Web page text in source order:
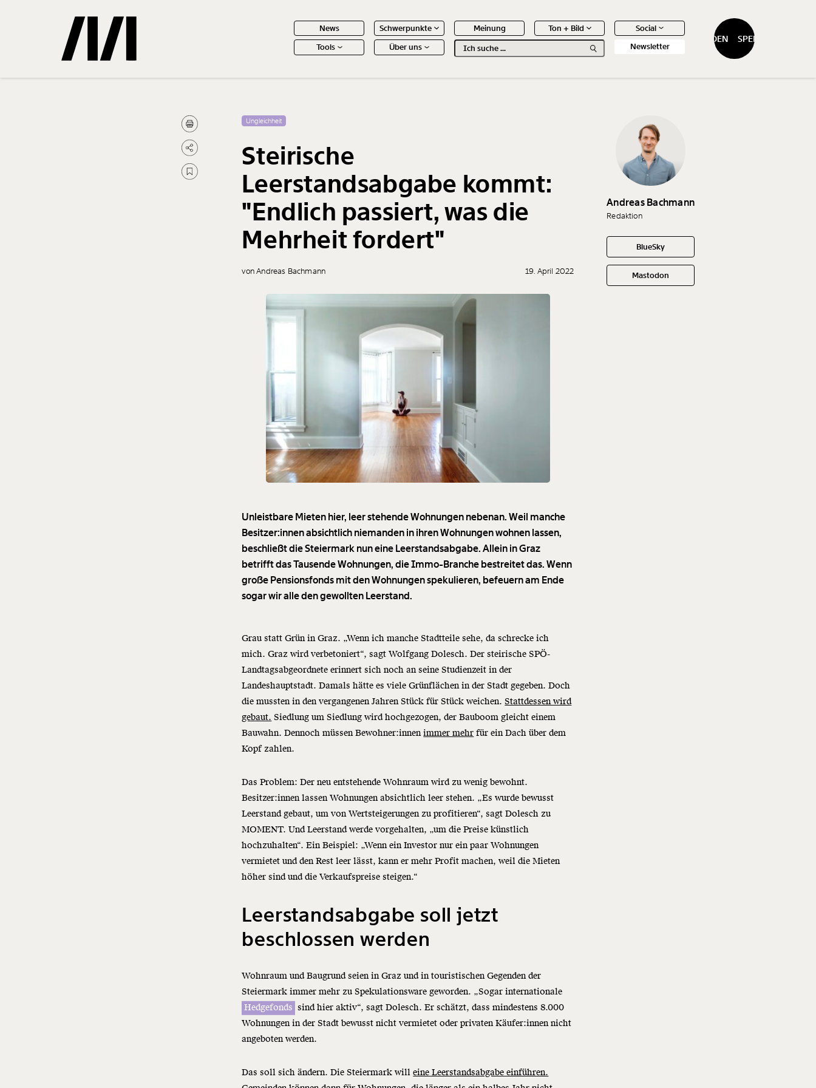
News Schwerpunkte Meinung Ton + Bild
Social
Tools
Über uns Newsletter
SPENDEN SPENDEN
Gemerkte Inhalte
Treffer Artikel
Ungleichheit
Steirische
Leerstandsabgabe kommt:
"Endlich passiert, was die
Mehrheit fordert"
von Andreas Bachmann 19. April 2022
Unleistbare Mieten hier, leer stehende Wohnungen nebenan. Weil manche
Besitzer:innen absichtlich niemanden in ihren Wohnungen wohnen lassen,
beschließt die Steiermark nun eine Leerstandsabgabe. Allein in Graz
betrifft das Tausende Wohnungen, die Immo-Branche bestreitet das. Wenn
große Pensionsfonds mit den Wohnungen spekulieren, befeuern am Ende
sogar wir alle den gewollten Leerstand.
Grau statt Grün in Graz. „Wenn ich manche Stadtteile sehe, da schrecke ich
mich. Graz wird verbetoniert“, sagt Wolfgang Dolesch. Der steirische SPÖ-
Landtagsabgeordnete erinnert sich noch an seine Studienzeit in der
Landeshauptstadt. Damals hätte es viele Grünflächen in der Stadt gegeben. Doch
die mussten in den vergangenen Jahren Stück für Stück weichen.Stattdessen wird
gebaut. Siedlung um Siedlung wird hochgezogen, der Bauboom gleicht einem
Bauwahn. Dennoch müssen Bewohner:innenimmer mehr für ein Dach über dem
Kopf zahlen.
Das Problem: Der neu entstehende Wohnraum wird zu wenig bewohnt.
Besitzer:innen lassen Wohnungen absichtlich leer stehen. „Es wurde bewusst
Leerstand gebaut, um von Wertsteigerungen zu profitieren“, sagt Dolesch zu
MOMENT. Und Leerstand werde vorgehalten, „um die Preise künstlich
hochzuhalten“. Ein Beispiel: „Wenn ein Investor nur ein paar Wohnungen
vermietet und den Rest leer lässt, kann er mehr Profit machen, weil die Mieten
höher sind und die Verkaufspreise steigen.“
Leerstandsabgabe soll jetzt
beschlossen werden
Wohnraum und Baugrund seien in Graz und in touristischen Gegenden der
Steiermark immer mehr zu Spekulationsware geworden. „Sogar internationale
Hedgefonds sind hier aktiv“, sagt Dolesch. Er schätzt, dass mindestens 8.000
Wohnungen in der Stadt bewusst nicht vermietet oder privaten Käufer:innen nicht
angeboten werden.
Das soll sich ändern. Die Steiermark willeine Leerstandsabgabe einführen.
Andreas Bachmann
Redaktion
BlueSky
Mastodon